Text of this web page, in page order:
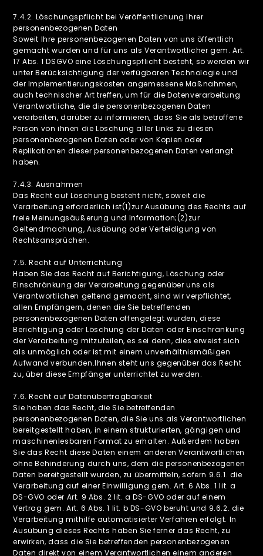
‍7.4.2. Löschungspflicht bei Veröffentlichung Ihrer
personenbezogenen Daten
Soweit Ihre personenbezogenen Daten von uns öffentlich
gemacht wurden und für uns als Verantwortlicher gem. Art.
17 Abs. 1 DSGVO eine Löschungspflicht besteht, so werden wir
unter Berücksichtigung der verfügbaren Technologie und
der Implementierungskosten angemessene Maßnahmen,
auch technischer Art treffen, um für die Datenverarbeitung
Verantwortliche, die die personenbezogenen Daten
verarbeiten, darüber zu informieren, dass Sie als betroffene
Person von ihnen die Löschung aller Links zu diesen
personenbezogenen Daten oder von Kopien oder
Replikationen dieser personenbezogenen Daten verlangt
haben.
‍7.4.3. Ausnahmen
Das Recht auf Löschung besteht nicht, soweit die
Verarbeitung erforderlich ist(1)zur Ausübung des Rechts auf
freie Meinungsäußerung und Information;(2)zur
Geltendmachung, Ausübung oder Verteidigung von
Rechtsansprüchen.
‍7.5. Recht auf Unterrichtung
Haben Sie das Recht auf Berichtigung, Löschung oder
Einschränkung der Verarbeitung gegenüber uns als
Verantwortlichen geltend gemacht, sind wir verpflichtet,
allen Empfängern, denen die Sie betreffenden
personenbezogenen Daten offengelegt wurden, diese
Berichtigung oder Löschung der Daten oder Einschränkung
der Verarbeitung mitzuteilen, es sei denn, dies erweist sich
als unmöglich oder ist mit einem unverhältnismäßigen
Aufwand verbunden.Ihnen steht uns gegenüber das Recht
zu, über diese Empfänger unterrichtet zu werden.
‍7.6. Recht auf Datenübertragbarkeit
Sie haben das Recht, die Sie betreffenden
personenbezogenen Daten, die Sie uns als Verantwortlichen
bereitgestellt haben, in einem strukturierten, gängigen und
maschinenlesbaren Format zu erhalten. Außerdem haben
Sie das Recht diese Daten einem anderen Verantwortlichen
ohne Behinderung durch uns, dem die personenbezogenen
Daten bereitgestellt wurden, zu übermitteln, sofern 9.6.1. die
Verarbeitung auf einer Einwilligung gem. Art. 6 Abs. 1 lit. a
DS-GVO oder Art. 9 Abs. 2 lit. a DS-GVO oder auf einem
Vertrag gem. Art. 6 Abs. 1 lit. b DS-GVO beruht und 9.6.2. die
Verarbeitung mithilfe automatisierter Verfahren erfolgt. In
Ausübung dieses Rechts haben Sie ferner das Recht, zu
erwirken, dass die Sie betreffenden personenbezogenen
Daten direkt von einem Verantwortlichen einem anderen